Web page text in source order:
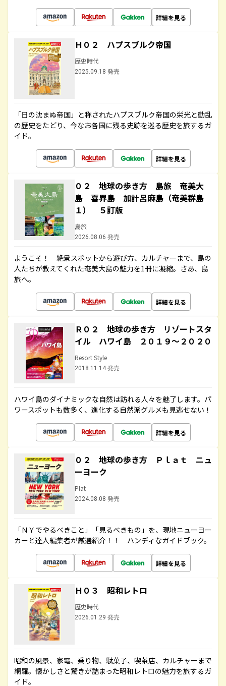
詳細を見る
Ｈ０２ ハプスブルク帝国
歴史時代
2025.09.18 発売
「日の沈まぬ帝国」と称されたハプスブルク帝国の栄光と動乱
の歴史をたどり、今なお各国に残る史跡を巡る歴史を旅するガ
イド。
詳細を見る
０２ 地球の歩き方 島旅 奄美大
島 喜界島 加計呂麻島（奄美群島
１） ５訂版
島旅
2026.08.06 発売
ようこそ！ 絶景スポットから遊び方、カルチャーまで、島の
人たちが教えてくれた奄美大島の魅力を1冊に凝縮。さあ、島
旅へ。
詳細を見る
Ｒ０２ 地球の歩き方 リゾートスタ
イル ハワイ島 ２０１９～２０２０
Resort Style
2018.11.14 発売
ハワイ島のダイナミックな自然は訪れる人々を魅了します。パ
ワースポットも数多く、進化する自然派グルメも見逃せない！
詳細を見る
０２ 地球の歩き方 Ｐｌａｔ ニュ
ーヨーク
Plat
2024.08.08 発売
「ＮＹでやるべきこと」「見るべきもの」を、現地ニューヨー
カーと達人編集者が厳選紹介！！ ハンディなガイドブック。
詳細を見る
Ｈ０３ 昭和レトロ
歴史時代
2026.01.29 発売
昭和の風景、家電、乗り物、駄菓子、喫茶店、カルチャーまで
網羅。懐かしさと驚きが詰まった昭和レトロの魅力を旅するガ
イド。